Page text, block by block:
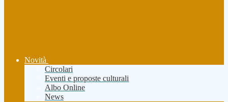
Novità
Circolari
Eventi e proposte culturali
Albo Online
News